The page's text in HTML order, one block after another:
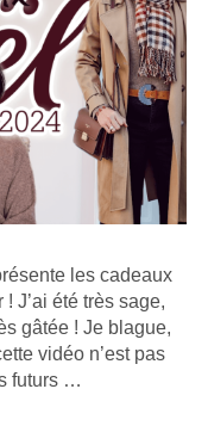
les cadeaux
J’ai été très sage,
gâtée ! Je blague,
vidéo n’est pas
futurs …